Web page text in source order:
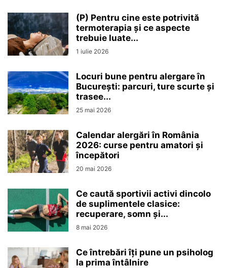
(P) Pentru cine este potrivită
termoterapia și ce aspecte
trebuie luate...
1 iulie 2026
Locuri bune pentru alergare în
București: parcuri, ture scurte și
trasee...
25 mai 2026
Calendar alergări în România
2026: curse pentru amatori și
începători
20 mai 2026
Ce caută sportivii activi dincolo
de suplimentele clasice:
recuperare, somn și...
8 mai 2026
Ce întrebări îți pune un psiholog
la prima întâlnire